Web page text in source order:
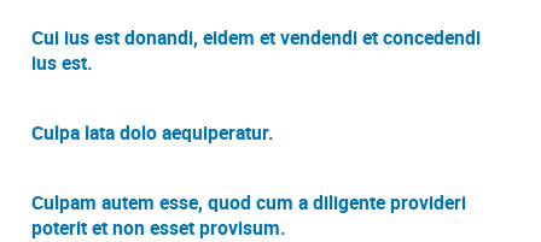
Cui ius est donandi, eidem et vendendi et concedendi
ius est.
Culpa lata dolo aequiperatur.
Culpam autem esse, quod cum a diligente provideri
poterit et non esset provisum.